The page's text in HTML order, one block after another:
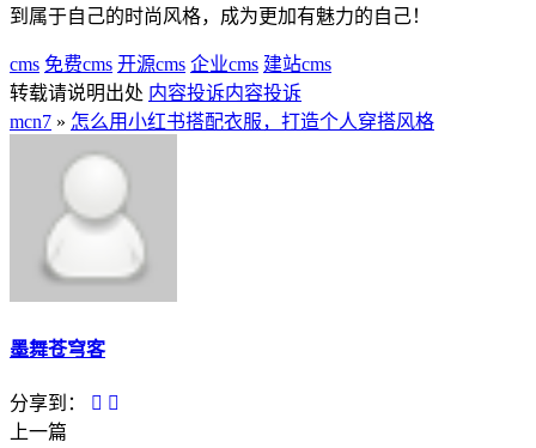
到属于自己的时尚风格，成为更加有魅力的自己！
cms 免费cms 开源cms 企业cms 建站cms
转载请说明出处 内容投诉内容投诉
mcn7 » 怎么用小红书搭配衣服，打造个人穿搭风格
墨舞苍穹客
分享到：
上一篇